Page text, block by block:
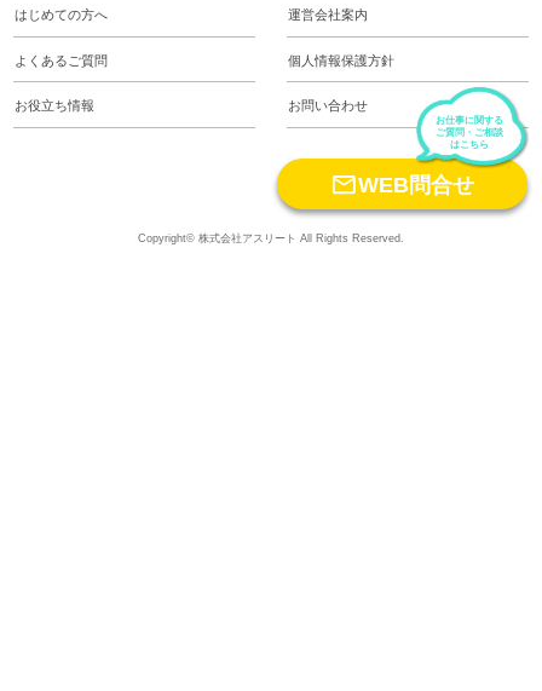
はじめての方へ 運営会社案内
よくあるご質問 個人情報保護方針
お役立ち情報 お問い合わせ
お仕事に関する
ご質問・ご相談
はこちら
WEB問合せ
Copyright© 株式会社アスリート All Rights Reserved.